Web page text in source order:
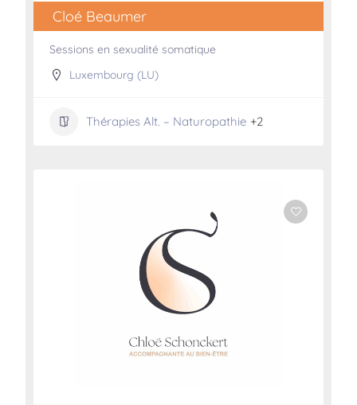
Cloé Beaumer
Sessions en sexualité somatique
Luxembourg (LU)
Thérapies Alt. – Naturopathie +2